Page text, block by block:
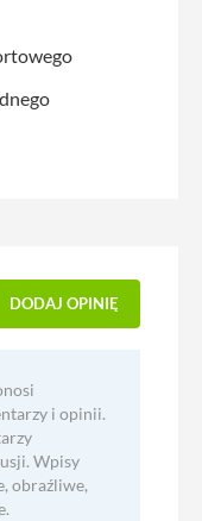
DODAJ OPINIĘ
i opinii.
Wpisy
obraźliwe,